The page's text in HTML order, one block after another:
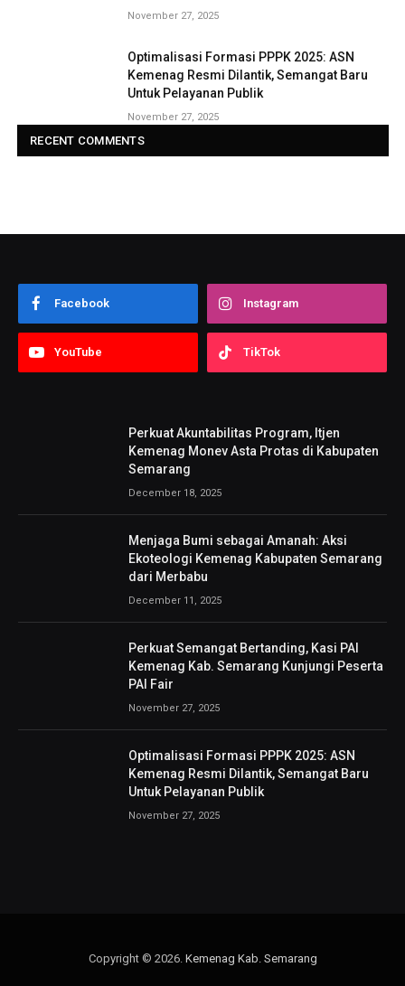
November 27, 2025
Optimalisasi Formasi PPPK 2025: ASN
Kemenag Resmi Dilantik, Semangat Baru
Untuk Pelayanan Publik
November 27, 2025
RECENT COMMENTS
Facebook Instagram
YouTube TikTok
Perkuat Akuntabilitas Program, Itjen
Kemenag Monev Asta Protas di Kabupaten
Semarang
December 18, 2025
Menjaga Bumi sebagai Amanah: Aksi
Ekoteologi Kemenag Kabupaten Semarang
dari Merbabu
December 11, 2025
Perkuat Semangat Bertanding, Kasi PAI
Kemenag Kab. Semarang Kunjungi Peserta
PAI Fair
November 27, 2025
Optimalisasi Formasi PPPK 2025: ASN
Kemenag Resmi Dilantik, Semangat Baru
Untuk Pelayanan Publik
November 27, 2025
Copyright © 2026. Kemenag Kab. Semarang